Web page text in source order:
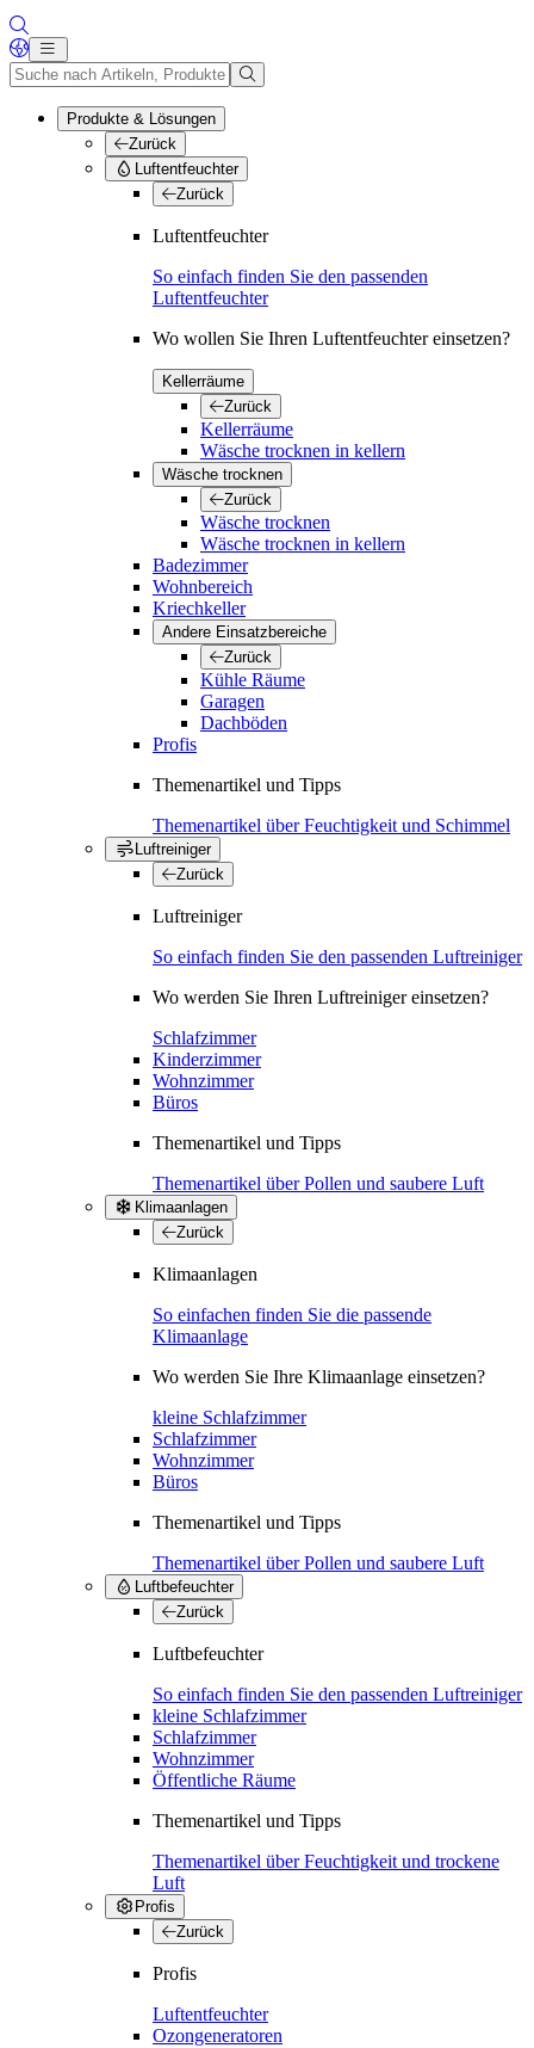
Produkte & Lösungen
Zurück
Luftentfeuchter
Zurück
Luftentfeuchter
So einfach finden Sie den passenden
Luftentfeuchter
Wo wollen Sie Ihren Luftentfeuchter einsetzen?
Kellerräume
Zurück
Kellerräume
Wäsche trocknen in kellern
Wäsche trocknen
Zurück
Wäsche trocknen
Wäsche trocknen in kellern
Badezimmer
Wohnbereich
Kriechkeller
Andere Einsatzbereiche
Zurück
Kühle Räume
Garagen
Dachböden
Profis
Themenartikel und Tipps
Themenartikel über Feuchtigkeit und Schimmel
Luftreiniger
Zurück
Luftreiniger
So einfach finden Sie den passenden Luftreiniger
Wo werden Sie Ihren Luftreiniger einsetzen?
Schlafzimmer
Kinderzimmer
Wohnzimmer
Büros
Themenartikel und Tipps
Themenartikel über Pollen und saubere Luft
Klimaanlagen
Zurück
Klimaanlagen
So einfachen finden Sie die passende
Klimaanlage
Wo werden Sie Ihre Klimaanlage einsetzen?
kleine Schlafzimmer
Schlafzimmer
Wohnzimmer
Büros
Themenartikel und Tipps
Themenartikel über Pollen und saubere Luft
Luftbefeuchter
Zurück
Luftbefeuchter
So einfach finden Sie den passenden Luftreiniger
kleine Schlafzimmer
Schlafzimmer
Wohnzimmer
Öffentliche Räume
Themenartikel und Tipps
Themenartikel über Feuchtigkeit und trockene
Luft
Profis
Zurück
Profis
Luftentfeuchter
Ozongeneratoren